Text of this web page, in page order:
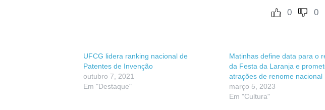
0 0
UFCG lidera ranking nacional de
Patentes de Invenção
outubro 7, 2021
Em "Destaque"
Matinhas define data para o
da Festa da Laranja e
atrações de renome nacional
março 5, 2023
Em "Cultura"